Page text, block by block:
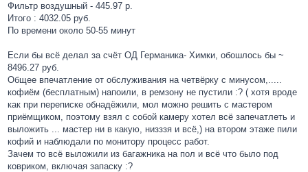
Фильтр воздушный - 445.97 р.
Итого : 4032.05 руб.
По времени около 50-55 минут
Если бы всё делал за счёт ОД Германика- Химки, обошлось бы ~
8496.27 руб.
Общее впечатление от обслуживания на четвёрку с минусом,.....
кофиём (бесплатным) напоили, в ремзону не пустили :? ( хотя вроде
как при переписке обнадёжили, мол можно решить с мастером
приёмщиком, поэтому взял с собой камеру хотел всё запечатлеть и
выложить ... мастер ни в какую, низззя и всё,) на втором этаже пили
кофий и наблюдали по монитору процесс работ.
Зачем то всё выложили из багажника на пол и всё что было под
ковриком, включая запаску :?